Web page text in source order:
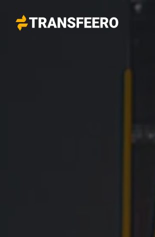
Transfeero